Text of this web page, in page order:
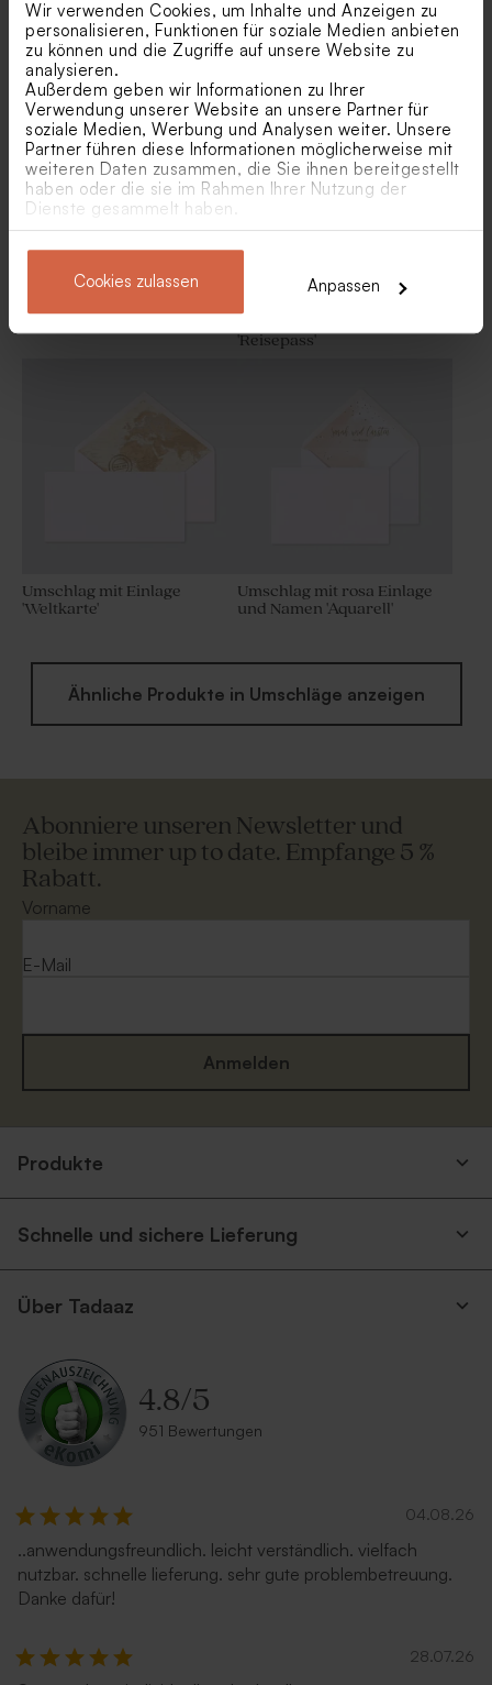
Wir verwenden Cookies, um Inhalte und Anzeigen zu
personalisieren, Funktionen für soziale Medien anbieten
zu können und die Zugriffe auf unsere Website zu
analysieren.
Außerdem geben wir Informationen zu Ihrer
Verwendung unserer Website an unsere Partner für
soziale Medien, Werbung und Analysen weiter. Unsere
Partner führen diese Informationen möglicherweise mit
weiteren Daten zusammen, die Sie ihnen bereitgestellt
haben oder die sie im Rahmen Ihrer Nutzung der
Dienste gesammelt haben.
Cookies zulassen Anpassen
Eleganter Umschlag mit rosa
Einlage mit Blattdesign und
Namen
Umschlag 'Gold'
'Reisepass'
Umschlag mit Einlage
'Weltkarte'
Umschlag mit rosa Einlage
und Namen 'Aquarell'
Ähnliche Produkte in Umschläge anzeigen
Abonniere unseren Newsletter und
bleibe immer up to date. Empfange 5 %
Rabatt.
Vorname
E-Mail
Anmelden
Produkte
Schnelle und sichere Lieferung
Über Tadaaz
4.8/5
951 Bewertungen
04.08.26
..anwendungsfreundlich. leicht verständlich. vielfach
nutzbar. schnelle lieferung. sehr gute problembetreuung.
Danke dafür!
28.07.26